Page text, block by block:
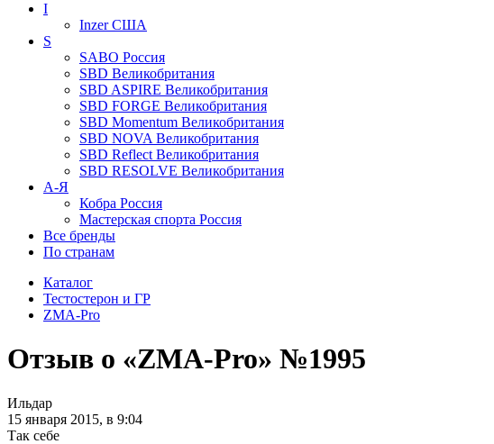
I
InzerСША
S
SABO Россия
SBD Великобритания
SBD ASPIRE Великобритания
SBD FORGE Великобритания
SBD Momentum Великобритания
SBD NOVA Великобритания
SBD Reflect Великобритания
SBD RESOLVE Великобритания
А-Я
Кобра Россия
Мастерская спорта Россия
Все бренды
По странам
Каталог
Тестостерон и ГР
ZMA-Pro
Отзыв о «ZMA-Pro» №1995
Ильдар
15 января 2015, в 9:04
Так себе